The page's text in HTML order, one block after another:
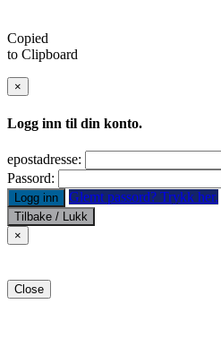
Copied
to Clipboard
×
Logg inn til din konto.
epostadresse:
Passord:
Logg inn Glemt passord? Trykk her.
Tilbake / Lukk
×
Close